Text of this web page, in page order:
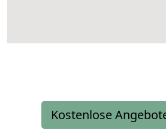
Kostenlose